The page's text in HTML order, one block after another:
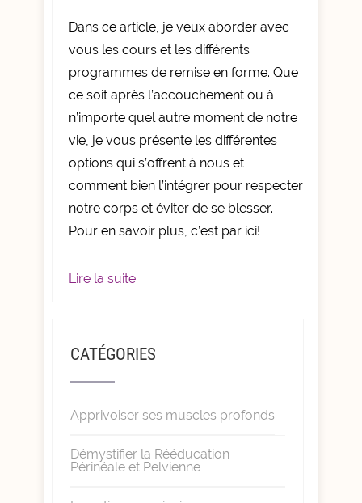
Dans ce article, je veux aborder avec
vous les cours et les différents
programmes de remise en forme. Que
ce soit après l’accouchement ou à
n’importe quel autre moment de notre
vie, je vous présente les différentes
options qui s’offrent à nous et
comment bien l’intégrer pour respecter
notre corps et éviter de se blesser.
Pour en savoir plus, c’est par ici!
Lire la suite
CATÉGORIES
Apprivoiser ses muscles profonds
Démystifier la Rééducation
Périnéale et Pelvienne